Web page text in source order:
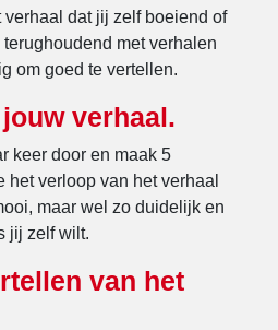
verhaal dat jij zelf boeiend of
terughoudend met verhalen
om goed te vertellen.
verhaal.
keer door en maak 5
verloop van het verhaal
maar wel zo duidelijk en
jij zelf wilt.
van het